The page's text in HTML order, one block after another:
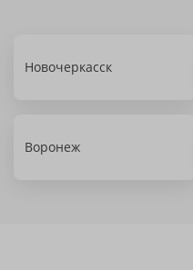
Новочеркасск
Воронеж